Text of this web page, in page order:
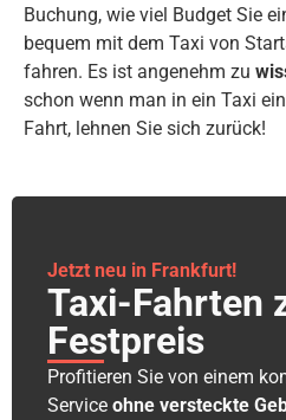
Buchung, wie viel Budget Sie
bequem mit dem Taxi von
fahren. Es ist angenehm zu
schon wenn man in ein Taxi
Fahrt, lehnen Sie sich zurück!
Jetzt neu in Frankfurt!
Taxi-Fahrten
Festpreis
Profitieren Sie von einem
Service ohne versteckte